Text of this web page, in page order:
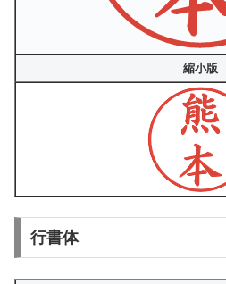
縮小版
行書体